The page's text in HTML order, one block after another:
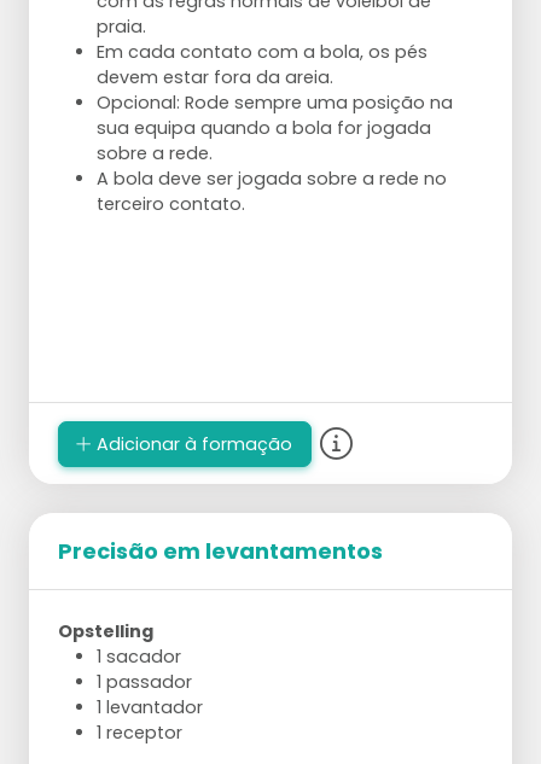
praia.
Em cada contato com a bola, os pés
devem estar fora da areia.
Opcional: Rode sempre uma posição na
sua equipa quando a bola for jogada
sobre a rede.
A bola deve ser jogada sobre a rede no
terceiro contato.
Adicionar à formação
Precisão em levantamentos
Opstelling
1 sacador
1 passador
1 levantador
1 receptor